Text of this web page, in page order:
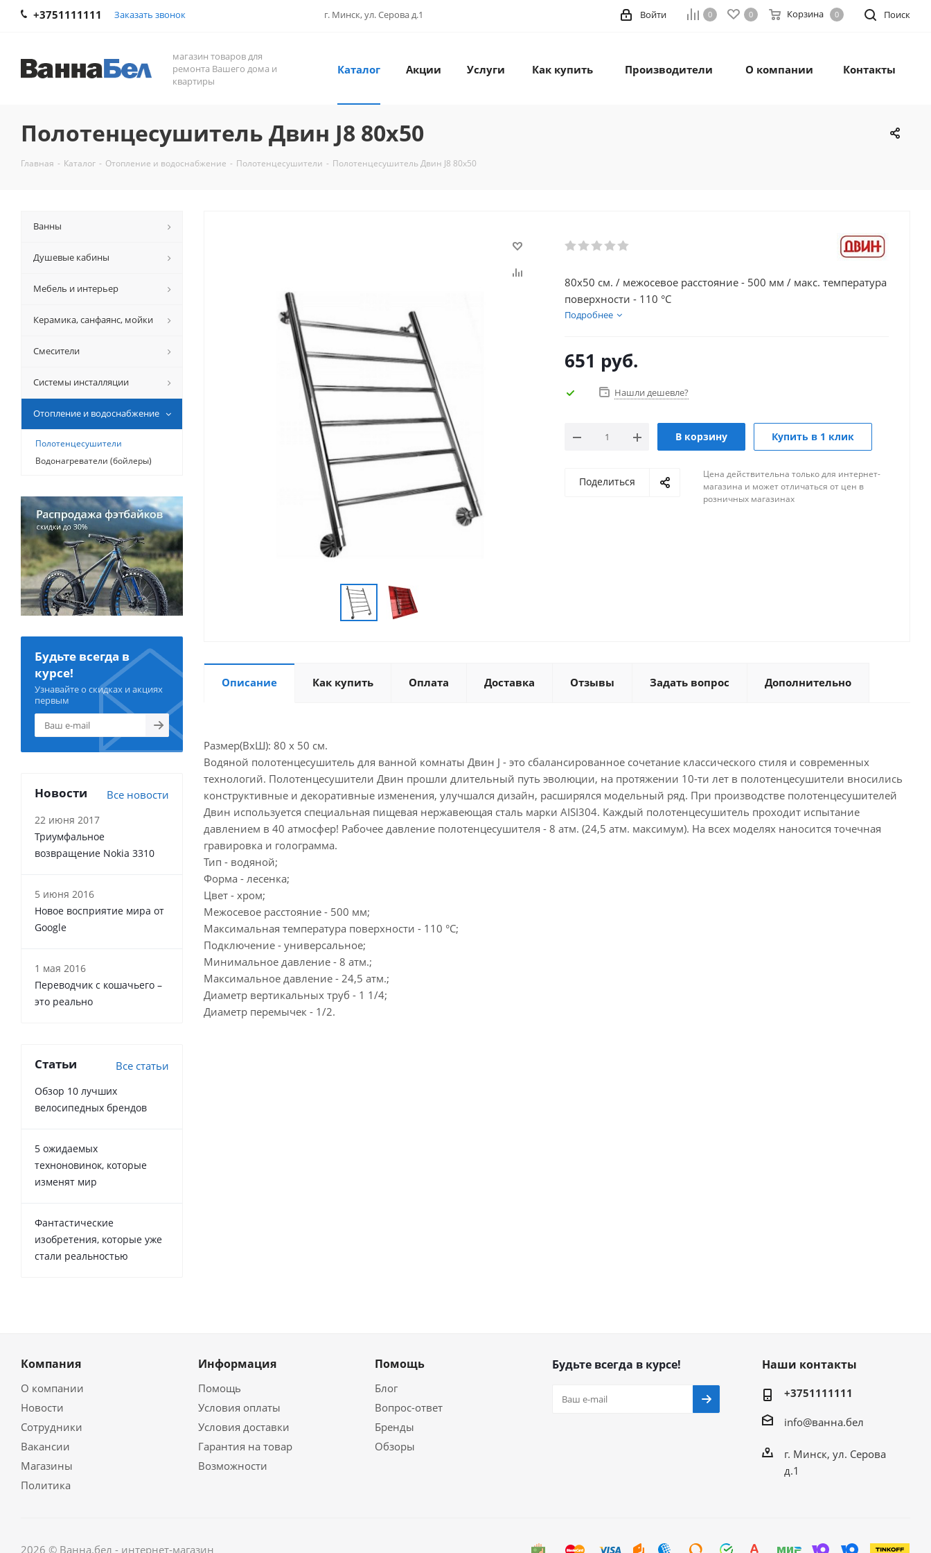
+3751111111 Заказать звонок г. Минск, ул. Серова д.1 Поиск
0 0 Корзина 0
Войти
магазин товаров для
ремонта Вашего дома и
квартиры
Каталог Акции Услуги Как купить Производители О компании Контакты
Полотенцесушитель Двин J8 80x50
Главная - Каталог - Отопление и водоснабжение - Полотенцесушители - Полотенцесушитель Двин J8 80x50
80х50 см. / межосевое расстояние - 500 мм / макс. температура
поверхности - 110 °C
Подробнее
651 руб.
Нашли дешевле?
В корзину Купить в 1 клик
Поделиться
Цена действительна только для интернет-
магазина и может отличаться от цен в
розничных магазинах
Описание Как купить Оплата Доставка Отзывы Задать вопрос Дополнительно
Размер(ВхШ): 80 х 50 см.
Водяной полотенцесушитель для ванной комнаты Двин J - это сбалансированное сочетание классического стиля и современных
технологий. Полотенцесушители Двин прошли длительный путь эволюции, на протяжении 10-ти лет в полотенцесушители вносились
конструктивные и декоративные изменения, улучшался дизайн, расширялся модельный ряд. При производстве полотенцесушителей
Двин используется специальная пищевая нержавеющая сталь марки AISI304. Каждый полотенцесушитель проходит испытание
давлением в 40 атмосфер! Рабочее давление полотенцесушителя - 8 атм. (24,5 атм. максимум). На всех моделях наносится точечная
гравировка и голограмма.
Тип - водяной;
Форма - лесенка;
Цвет - хром;
Межосевое расстояние - 500 мм;
Максимальная температура поверхности - 110 °C;
Подключение - универсальное;
Минимальное давление - 8 атм.;
Максимальное давление - 24,5 атм.;
Диаметр вертикальных труб - 1 1/4;
Диаметр перемычек - 1/2.
Ванны
Душевые кабины
Мебель и интерьер
Керамикa, санфаянс, мойки
Смесители
Системы инсталляции
Отопление и водоснабжение
Полотенцесушители
Водонагреватели (бойлеры)
Будьте всегда в
курсе!
Узнавайте о скидках и акциях
первым
Новости Все новости
22 июня 2017
Триумфальное
возвращение Nokia 3310
5 июня 2016
Новое восприятие мира от
Google
1 мая 2016
Переводчик с кошачьего –
это реально
Статьи Все статьи
Обзор 10 лучших
велосипедных брендов
5 ожидаемых
техноновинок, которые
изменят мир
Фантастические
изобретения, которые уже
стали реальностью
Компания
О компании
Новости
Сотрудники
Вакансии
Магазины
Политика
Информация
Помощь
Условия оплаты
Условия доставки
Гарантия на товар
Возможности
Помощь
Блог
Вопрос-ответ
Бренды
Обзоры
Будьте всегда в курсе! Наши контакты
+3751111111
info@ванна.бел
г. Минск, ул. Серова
д.1
2026 © Ванна.бел - интернет-магазин